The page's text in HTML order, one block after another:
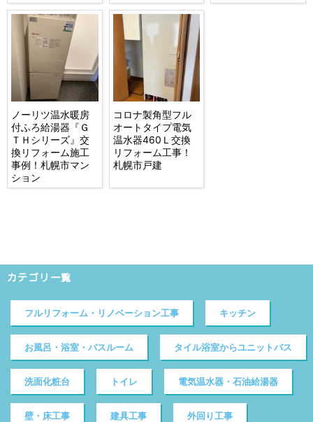
ノーリツ温水暖房
付ふろ給湯器『Ｇ
ＴＨシリーズ』交
換リフォーム施工
事例！札幌市マン
ション
コロナ製角型フル
オートタイプ電気
温水器460Ｌ交換
リフォーム工事！
札幌市戸建
カテゴリ一覧
フルリフォーム・リノベーション工事 キッチン
お風呂・浴室・バスルーム タイル浴室からユニットバス
洗面化粧台 トイレ 電気温水器・石油給湯器
壁・床工事 建具工事 外回り工事